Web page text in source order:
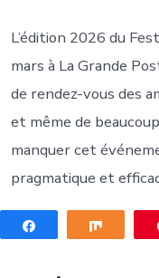
L’édition 2026 du
mars à La Grande
de rendez-vous des
et même de
manquer cet
pragmatique et
Partagez